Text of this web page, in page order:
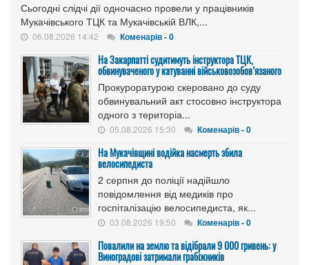
Сьогодні слідчі дії одночасно провели у працівників
Мукачівського ТЦК та Мукачівській ВЛК,...
06.08.2026 14:42 Коменарів - 0
На Закарпатті судитимуть інструктора ТЦК,
обвинуваченого у катуванні військовозобов’язаного
Прокуроратурою скеровано до суду
обвинувальний акт стосовно інструктора
одного з територіа...
05.08.2026 15:30 Коменарів - 0
На Мукачівщині водійка насмерть збила
велосипедиста
2 серпня до поліції надійшло
повідомлення від медиків про
госпіталізацію велосипедиста, як...
03.08.2026 19:50 Коменарів - 0
Повалили на землю та відібрали 9 000 гривень: у
Виноградові затримали грабіжників